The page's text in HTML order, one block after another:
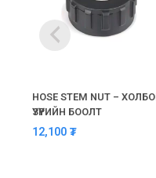
HOSE STEM NUT –
ҮЗҮҮРИЙН БООЛТ
12,100 ₮